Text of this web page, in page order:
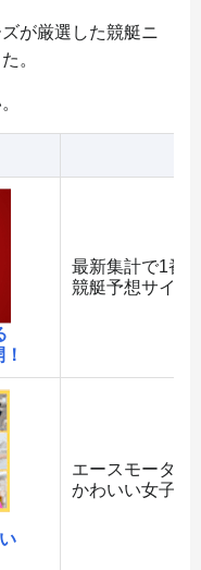
が厳選した競艇ニ
。
最新集計で1番
競艇予想サイト
エースモーター
かわいい女子選